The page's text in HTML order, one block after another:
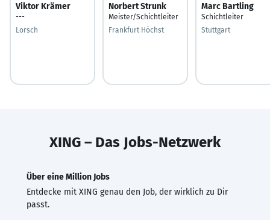
Viktor Krämer
---
Lorsch
Norbert Strunk
Meister/Schichtleiter
Frankfurt Höchst
Marc Bartling
Schichtleiter
Stuttgart
XING – Das Jobs-Netzwerk
Über eine Million Jobs
Entdecke mit XING genau den Job, der wirklich zu Dir
passt.